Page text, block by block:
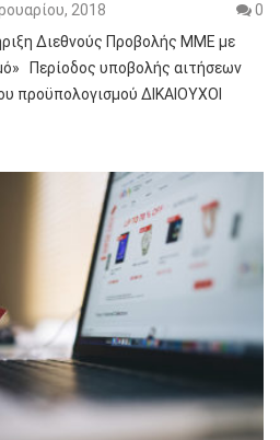
2018
0
Διεθνούς Προβολής ΜΜΕ με
Περίοδος υποβολής αιτήσεων
προϋπολογισμού ΔΙΚΑΙΟΥΧΟΙ